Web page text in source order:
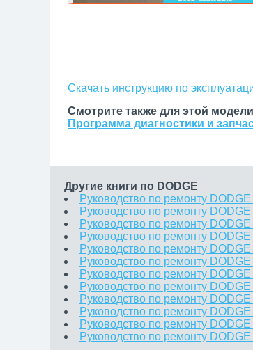
Скачать инструкцию по
Смотрите также для этой
Программа диагностики и
Другие книги по DODGE
Руководство по ремонту
Руководство по ремонту
Руководство по ремонту
Руководство по ремонту
Руководство по ремонту
Руководство по ремонту
Руководство по ремонту
Руководство по ремонту
Руководство по ремонту
Руководство по ремонту
Руководство по ремонту
Руководство по ремонту